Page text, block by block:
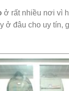
ở rất nhiều nơi vì
ở đâu cho uy